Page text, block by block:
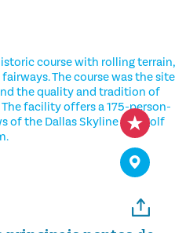
course with rolling terrain,
The course was the site
the quality and tradition of
facility offers a 175-person-
of the Dallas Skyline and golf